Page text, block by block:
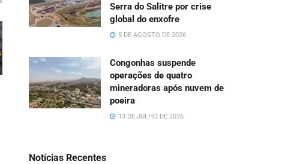
Serra do Salitre por crise
global do enxofre
5 DE AGOSTO DE 2026
Congonhas suspende
operações de quatro
mineradoras após nuvem de
poeira
13 DE JULHO DE 2026
Notícias Recentes